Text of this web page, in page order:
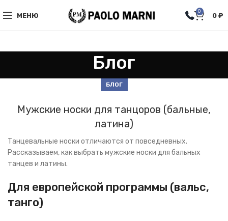
МЕНЮ
0
0 ₽
Блог
БЛОГ
Мужские носки для танцоров (бальные,
латина)
Танцевальные носки отличаются от повседневных.
Рассказываем, как выбрать мужские носки для бальных
танцев и латины.
Для европейской программы (вальс,
танго)